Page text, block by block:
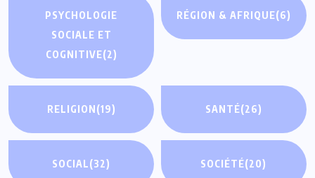
PSYCHOLOGIE
SOCIALE ET
COGNITIVE(2)
RÉGION & AFRIQUE(6)
RELIGION(19) SANTÉ(26)
SOCIAL(32) SOCIÉTÉ(20)